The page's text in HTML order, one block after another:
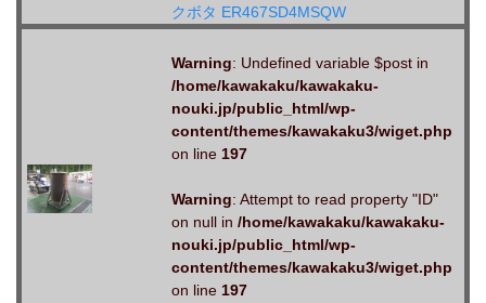
クボタ ER467SD4MSQW
Warning: Undefined variable $post in
/home/kawakaku/kawakaku-
nouki.jp/public_html/wp-
content/themes/kawakaku3/wiget.php
on line 197
Warning: Attempt to read property "ID"
on null in /home/kawakaku/kawakaku-
nouki.jp/public_html/wp-
content/themes/kawakaku3/wiget.php
on line 197